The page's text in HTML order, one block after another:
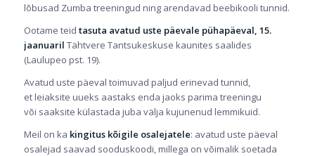
lõbusad Zumba treeningud ning arendavad beebikooli tunnid.
Ootame teid tasuta avatud uste päevale pühapäeval, 15.
jaanuaril Tähtvere Tantsukeskuse kaunites saalides
(Laulupeo pst. 19).
Avatud uste päeval toimuvad paljud erinevad tunnid,
et leiaksite uueks aastaks enda jaoks parima treeningu
või saaksite külastada juba välja kujunenud lemmikuid.
Meil on ka kingitus kõigile osalejatele: avatud uste päeval
osalejad saavad sooduskoodi, millega on võimalik soetada